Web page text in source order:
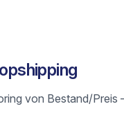
von Bestand/Preis